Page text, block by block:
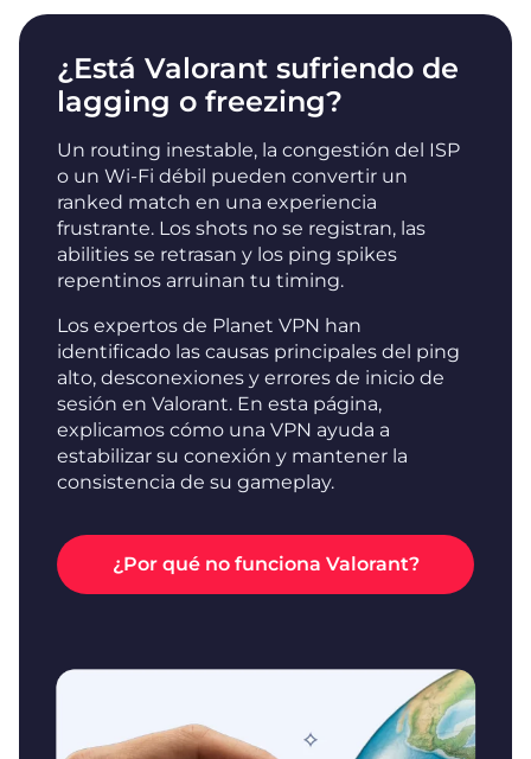
¿Está Valorant sufriendo de
lagging o freezing?
Un routing inestable, la congestión del ISP
o un Wi-Fi débil pueden convertir un
ranked match en una experiencia
frustrante. Los shots no se registran, las
abilities se retrasan y los ping spikes
repentinos arruinan tu timing.
Los expertos de Planet VPN han
identificado las causas principales del ping
alto, desconexiones y errores de inicio de
sesión en Valorant. En esta página,
explicamos cómo una VPN ayuda a
estabilizar su conexión y mantener la
consistencia de su gameplay.
¿Por qué no funciona Valorant?